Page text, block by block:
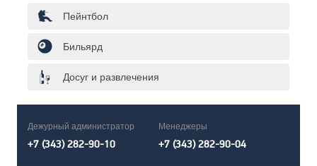
Пейнтбол
Бильярд
Досуг и развлечения
Дежурный администратор
+7 (343) 282-90-10
Менеджеры
+7 (343) 282-90-04